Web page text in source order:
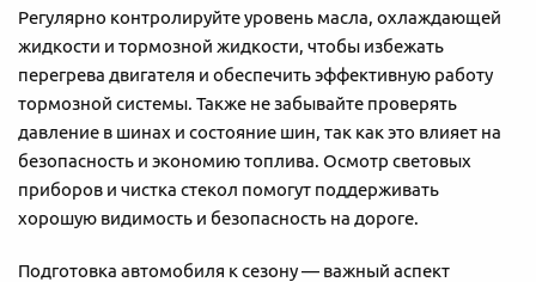
Регулярно контролируйте уровень масла, охлаждающей
жидкости и тормозной жидкости, чтобы избежать
перегрева двигателя и обеспечить эффективную работу
тормозной системы. Также не забывайте проверять
давление в шинах и состояние шин, так как это влияет на
безопасность и экономию топлива. Осмотр световых
приборов и чистка стекол помогут поддерживать
хорошую видимость и безопасность на дороге.
Подготовка автомобиля к сезону — важный аспект